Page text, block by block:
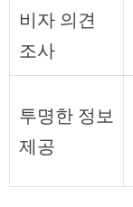
비자 의견
조사
투명한 정보
제공